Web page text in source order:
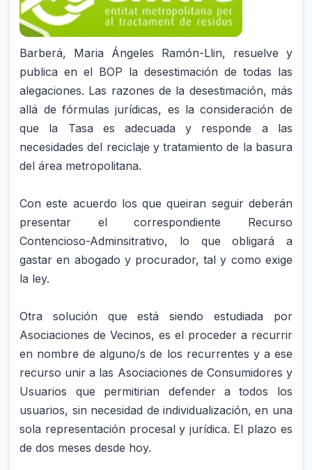
Barberá, Maria Ángeles Ramón-Llin, resuelve y
publica en el BOP la desestimación de todas las
alegaciones. Las razones de la desestimación, más
allá de fórmulas jurídicas, es la consideración de
que la Tasa es adecuada y responde a las
necesidades del reciclaje y tratamiento de la basura
del área metropolitana.
Con este acuerdo los que queiran seguir deberán
presentar el correspondiente Recurso
Contencioso-Adminsitrativo, lo que obligará a
gastar en abogado y procurador, tal y como exige
la ley.
Otra solución que está siendo estudiada por
Asociaciones de Vecinos, es el proceder a recurrir
en nombre de alguno/s de los recurrentes y a ese
recurso unir a las Asociaciones de Consumidores y
Usuarios que permitirian defender a todos los
usuarios, sin necesidad de individualización, en una
sola representación procesal y jurídica. El plazo es
de dos meses desde hoy.